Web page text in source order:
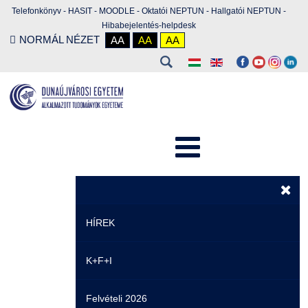
Telefonkönyv - HASIT - MOODLE - Oktatói NEPTUN - Hallgatói NEPTUN -
Hibabejelentés-helpdesk
NORMÁL NÉZET AA AA AA
HÍREK
Hírek
Események
K+F+I
Felvételi 2026